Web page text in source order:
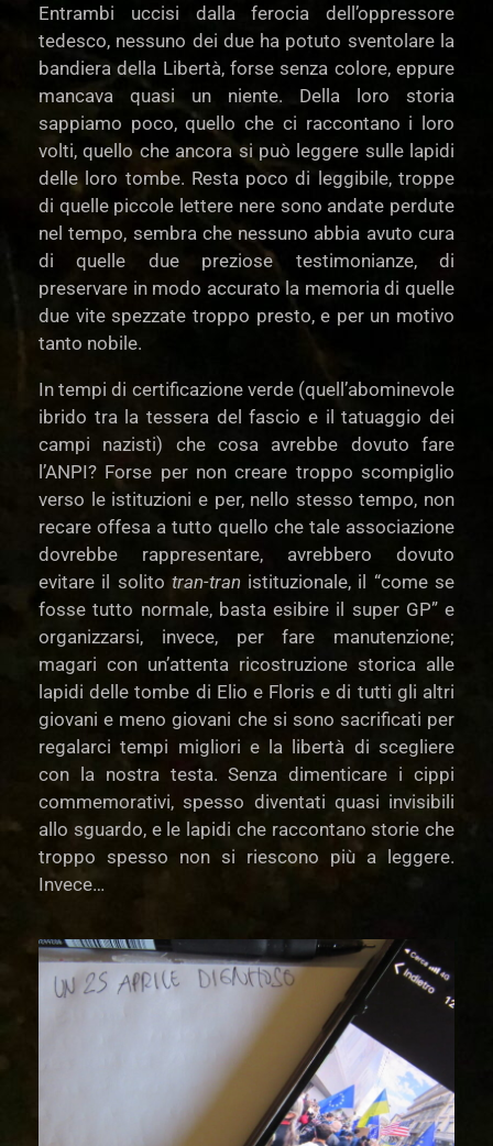
Entrambi uccisi dalla ferocia dell’oppressore
tedesco, nessuno dei due ha potuto sventolare la
bandiera della Libertà, forse senza colore, eppure
mancava quasi un niente. Della loro storia
sappiamo poco, quello che ci raccontano i loro
volti, quello che ancora si può leggere sulle lapidi
delle loro tombe. Resta poco di leggibile, troppe
di quelle piccole lettere nere sono andate perdute
nel tempo, sembra che nessuno abbia avuto cura
di quelle due preziose testimonianze, di
preservare in modo accurato la memoria di quelle
due vite spezzate troppo presto, e per un motivo
tanto nobile.
In tempi di certificazione verde (quell’abominevole
ibrido tra la tessera del fascio e il tatuaggio dei
campi nazisti) che cosa avrebbe dovuto fare
l’ANPI? Forse per non creare troppo scompiglio
verso le istituzioni e per, nello stesso tempo, non
recare offesa a tutto quello che tale associazione
dovrebbe rappresentare, avrebbero dovuto
evitare il solito tran-tran istituzionale, il “come se
fosse tutto normale, basta esibire il super GP” e
organizzarsi, invece, per fare manutenzione;
magari con un’attenta ricostruzione storica alle
lapidi delle tombe di Elio e Floris e di tutti gli altri
giovani e meno giovani che si sono sacrificati per
regalarci tempi migliori e la libertà di scegliere
con la nostra testa. Senza dimenticare i cippi
commemorativi, spesso diventati quasi invisibili
allo sguardo, e le lapidi che raccontano storie che
troppo spesso non si riescono più a leggere.
Invece…